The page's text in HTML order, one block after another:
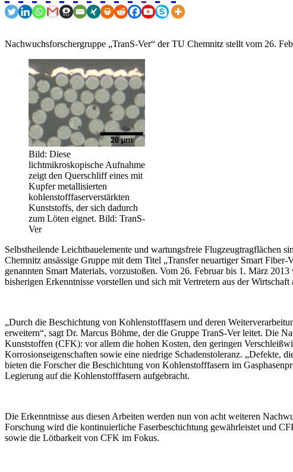
Nachwuchsforschergruppe „TranS-Ver“ der TU Chemnitz stellt vom 26.
Bild: Diese
lichtmikroskopische Aufnahme
zeigt den Querschliff eines mit
Kupfer metallisierten
kohlenstofffaserverstärkten
Kunststoffs, der sich dadurch
zum Löten eignet. Bild: TranS-
Ver
Selbstheilende Leichtbauelemente und wartungsfreie Flugzeugtragflächen
Chemnitz ansässige Gruppe mit dem Titel „Transfer neuartiger Smart
genannten Smart Materials, vorzustoßen. Vom 26. Februar bis 1. März
bisherigen Erkenntnisse vorstellen und sich mit Vertretern aus der
„Durch die Beschichtung von Kohlenstofffasern und deren
erweitern“, sagt Dr. Marcus Böhme, der die Gruppe TranS-Ver leitet. Die
Kunststoffen (CFK): vor allem die hohen Kosten, den geringen
Korrosionseigenschaften sowie eine niedrige Schadenstoleranz. „Defekte,
bieten die Forscher die Beschichtung von Kohlenstofffasern im
Legierung auf die Kohlenstofffasern aufgebracht.
Die Erkenntnisse aus diesen Arbeiten werden nun von acht weiteren
Forschung wird die kontinuierliche Faserbeschichtung gewährleistet und
sowie die Lötbarkeit von CFK im Fokus.